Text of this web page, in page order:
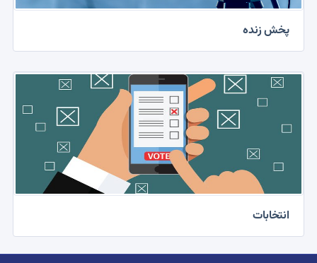
پخش زنده
انتخابات